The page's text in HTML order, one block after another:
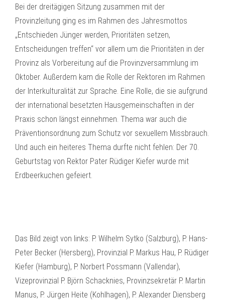
Bei der dreitägigen Sitzung zusammen mit der
Provinzleitung ging es im Rahmen des Jahresmottos
„Entschieden Jünger werden, Prioritäten setzen,
Entscheidungen treffen“ vor allem um die Prioritäten in der
Provinz als Vorbereitung auf die Provinzversammlung im
Oktober. Außerdem kam die Rolle der Rektoren im Rahmen
der Interkulturalität zur Sprache. Eine Rolle, die sie aufgrund
der international besetzten Hausgemeinschaften in der
Praxis schon längst einnehmen. Thema war auch die
Präventionsordnung zum Schutz vor sexuellem Missbrauch.
Und auch ein heiteres Thema durfte nicht fehlen: Der 70.
Geburtstag von Rektor Pater Rüdiger Kiefer wurde mit
Erdbeerkuchen gefeiert.
Das Bild zeigt von links: P. Wilhelm Sytko (Salzburg), P. Hans-
Peter Becker (Hersberg), Provinzial P. Markus Hau, P. Rüdiger
Kiefer (Hamburg), P. Norbert Possmann (Vallendar),
Vizeprovinzial P. Björn Schacknies, Provinzsekretär P. Martin
Manus, P. Jürgen Heite (Kohlhagen), P. Alexander Diensberg